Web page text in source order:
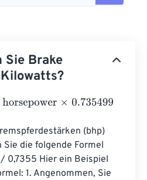
Sie Brake
×0.735499
(bhp)
die folgende Formel
0,7355 Hier ein Beispiel
1. Angenommen, Sie